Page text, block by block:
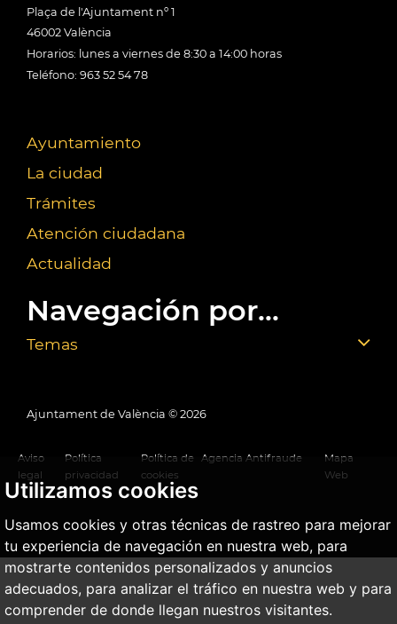
Utilizamos cookies
Usamos cookies y otras técnicas de rastreo para mejorar
tu experiencia de navegación en nuestra web, para
mostrarte contenidos personalizados y anuncios
adecuados, para analizar el tráfico en nuestra web y para
comprender de donde llegan nuestros visitantes.
Plaça de l'Ajuntament nº 1
46002 València
Horarios: lunes a viernes de 8:30 a 14:00 horas
Teléfono: 963 52 54 78
Ayuntamiento
La ciudad
Trámites
Atención ciudadana
Actualidad
Navegación por...
Temas
Ajuntament de València © 2026
Aviso
legal
Política
privacidad
Política de
cookies
Agencia Antifraude
Mapa
Web